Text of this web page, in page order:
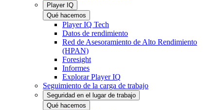
Player IQ
Qué hacemos
Player IQ Tech
Datos de rendimiento
Red de Asesoramiento de Alto Rendimiento
(HPAN)
Foresight
Informes
Explorar Player IQ
Seguimiento de la carga de trabajo
Seguridad en el lugar de trabajo
Qué hacemos